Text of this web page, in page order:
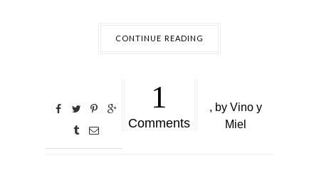
CONTINUE READING
1
Comments
, by Vino y
Miel